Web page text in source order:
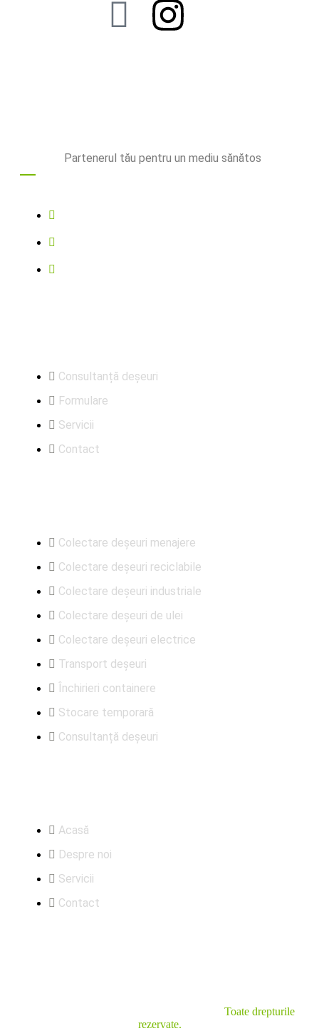
Partenerul tău pentru un mediu sănătos
Consultanță deșeuri
Formulare
Servicii
Contact
Colectare deșeuri menajere
Colectare deșeuri reciclabile
Colectare deșeuri industriale
Colectare deșeuri de ulei
Colectare deșeuri electrice
Transport deșeuri
Închirieri containere
Stocare temporară
Consultanță deșeuri
Acasă
Despre noi
Servicii
Contact
Toate drepturile
rezervate.